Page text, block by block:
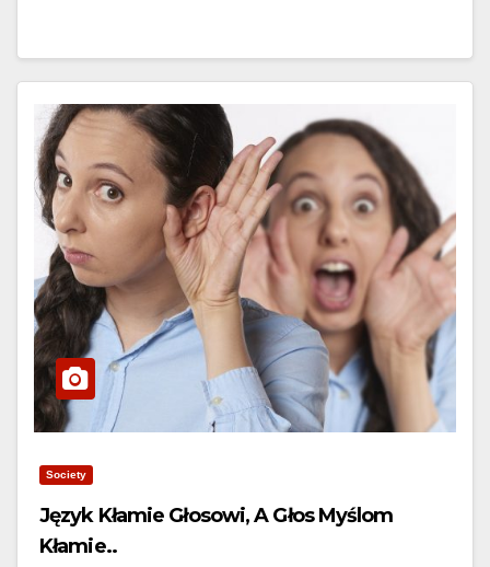
Society
Język Kłamie Głosowi, A Głos Myślom
Kłamie..